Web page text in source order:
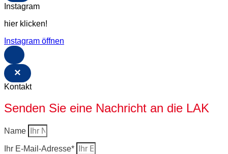
Instagram
hier klicken!
Instagram öffnen
×
Kontakt
Senden Sie eine Nachricht an die LAK
Name
Ihr E-Mail-Adresse*